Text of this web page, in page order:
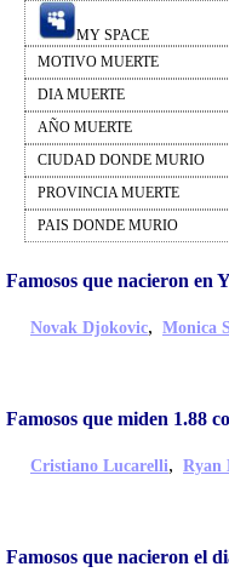
MY SPACE
MOTIVO MUERTE
DIA MUERTE
AÑO MUERTE
CIUDAD DONDE MURIO
PROVINCIA MUERTE
PAIS DONDE MURIO
Famosos que nacieron en
Novak Djokovic, Monica
Famosos que miden 1.88
Cristiano Lucarelli, Ryan
Famosos que nacieron el